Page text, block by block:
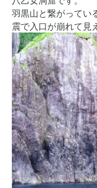
羽黒山と繋がってい
震で入口が崩れて見